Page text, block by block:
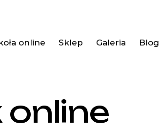
online Sklep Galeria Blog